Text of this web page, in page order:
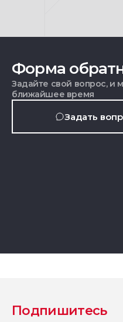
Форма
Задайте свой вопрос, и
ближайшее время
Задать
Подпишитесь